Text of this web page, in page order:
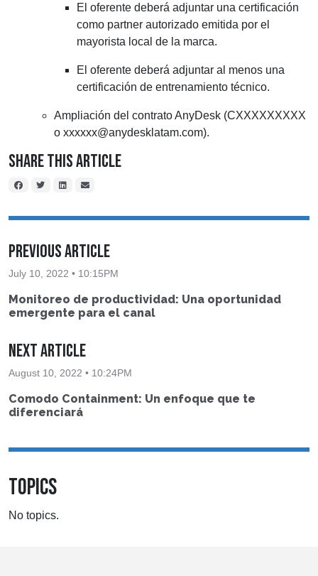
El oferente deberá adjuntar una certificación
como partner autorizado emitida por el
mayorista local de la marca.
El oferente deberá adjuntar al menos una
certificación de entrenamiento técnico.
Ampliación del contrato AnyDesk (CXXXXXXXXX
o xxxxxx@anydesklatam.com).
Share This Article
Previous Article
July 10, 2022 • 10:15PM
Monitoreo de productividad: Una oportunidad
emergente para el canal
Next Article
August 10, 2022 • 10:24PM
Comodo Containment: Un enfoque que te
diferenciará
TOPICS
No topics.